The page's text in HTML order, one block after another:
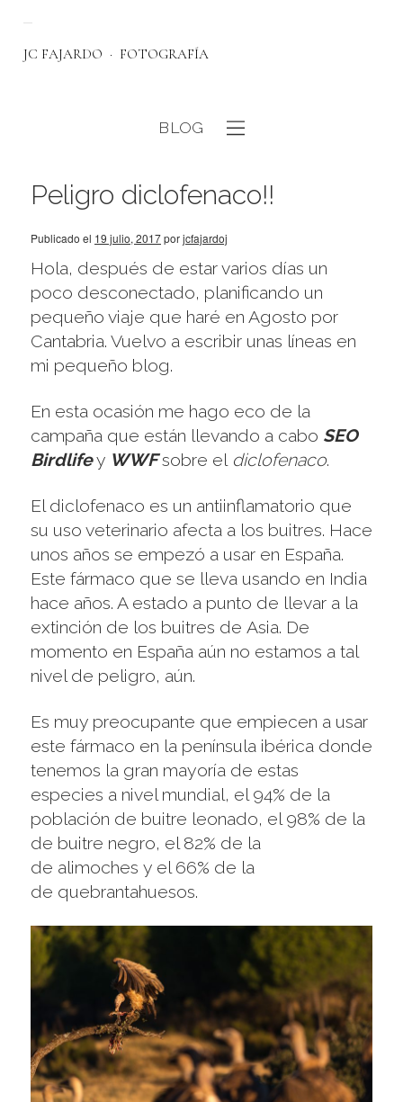
JC FAJARDO FOTOGRAFÍA
BLOG
Peligro diclofenaco!!
Publicado el 19 julio, 2017porjcfajardoj
Hola, después de estar varios días un
poco desconectado, planificando un
pequeño viaje que haré en Agosto por
Cantabria. Vuelvo a escribir unas líneas en
mi pequeño blog.
En esta ocasión me hago eco de la
campaña que están llevando a cabo SEO
Birdlifey WWFsobre el diclofenaco.
El diclofenaco es un antiinflamatorio que
su uso veterinario afecta a los buitres. Hace
unos años se empezó a usar en España.
Este fármaco que se lleva usando en India
hace años. A estado a punto de llevar a la
extinción de los buitres de Asia. De
momento en España aún no estamos a tal
nivel de peligro, aún.
Es muy preocupante que empiecen a usar
este fármaco en la península ibérica donde
tenemos la gran mayoría de estas
especies a nivel mundial, el 94% de la
población de buitre leonado, el 98% de la
de buitre negro, el 82% de la
de alimoches y el 66% de la
de quebrantahuesos.